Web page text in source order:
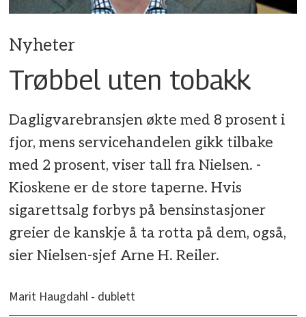
Nyheter
Trøbbel uten tobakk
Dagligvarebransjen økte med 8 prosent i
fjor, mens servicehandelen gikk tilbake
med 2 prosent, viser tall fra Nielsen. -
Kioskene er de store taperne. Hvis
sigarettsalg forbys på bensinstasjoner
greier de kanskje å ta rotta på dem, også,
sier Nielsen-sjef Arne H. Reiler.
Marit Haugdahl - dublett